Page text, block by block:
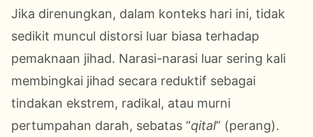
Jika direnungkan, dalam konteks hari ini, tidak
sedikit muncul distorsi luar biasa terhadap
pemaknaan jihad. Narasi-narasi luar sering kali
membingkai jihad secara reduktif sebagai
tindakan ekstrem, radikal, atau murni
pertumpahan darah, sebatas “qital” (perang).